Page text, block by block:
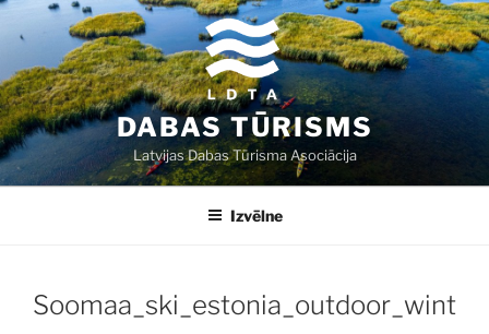
Doties
saturu
DABAS TŪRISMS
Latvijas Dabas Tūrisma Asociācija
Izvēlne
Soomaa_ski_estonia_outdoor_wint